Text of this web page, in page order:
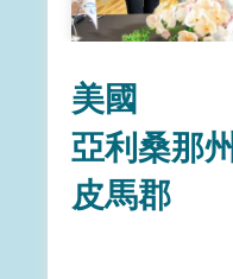
美國
亞利桑那州
皮馬郡